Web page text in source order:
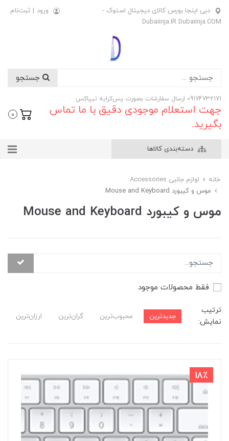
دبی اینجا بورس کالای دیجیتال استوک -
Dubaiinja.IR Dubaiinja.COM
ورود | ثبت‌نام
09174732171 ارسال سفارشات بصورت پس‌کرایه تیپاکس
جهت استعلام موجودی دقیق با ما تماس
بگیرید.
0
دسته‌بندی کالاها
خانه
لوازم جانبی Accessories
موس و کیبورد Mouse and Keyboard
موس و کیبورد Mouse and Keyboard
فقط محصولات موجود
ترتیب
نمایش:
جدیدترین محبوب‌ترین گران‌ترین ارزان‌ترین
18٪